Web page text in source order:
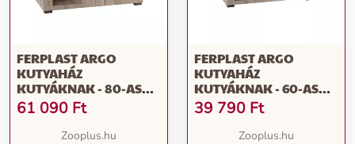
FERPLAST ARGO
KUTYAHÁZ
KUTYÁKNAK - 80-AS
MÉRET: SZ 95,5 X M 62,5
X M 67 CM
61 090 Ft
Zooplus.hu
FERPLAST ARGO
KUTYAHÁZ
KUTYÁKNAK - 60-AS
MÉRET: SZ 69,5 X M 54,5
X M 52 CM
39 790 Ft
Zooplus.hu